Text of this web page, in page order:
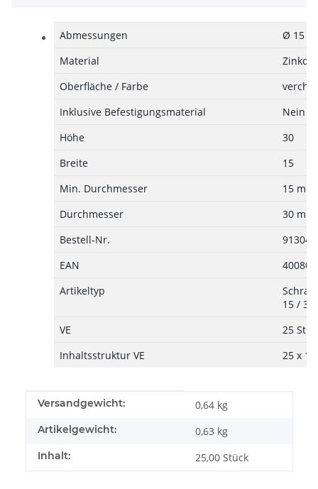
Abmessungen
Ø 15 /
Material
Oberfläche / Farbe
Inklusive Befestigungsmaterial
Nein
Höhe
30
Breite
15
Min. Durchmesser
15 mm
Durchmesser
30 mm
Bestell-Nr.
EAN
Artikeltyp
15 /
VE
25 St.
Inhaltsstruktur VE
25 x 1
Produkteigenschaft
Wert
Versandgewicht: 0,64 kg
Artikelgewicht: 0,63 kg
Inhalt: 25,00 Stück